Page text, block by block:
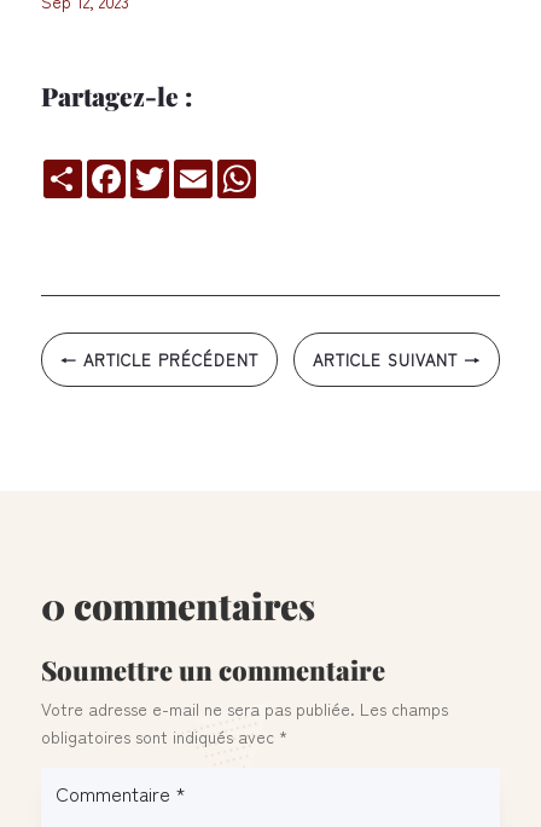
Partagez-le :
CompartirFacebook
TwitterEmailWhatsApp
← ARTICLE PRÉCÉDENT ARTICLE SUIVANT →
0 commentaires
Soumettre un commentaire
Votre adresse e-mail ne sera pas publiée. Les champs
obligatoires sont indiqués avec *